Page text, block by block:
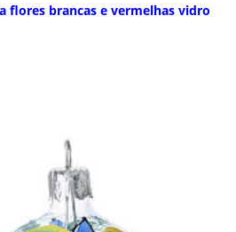
flores brancas e vermelhas vidro